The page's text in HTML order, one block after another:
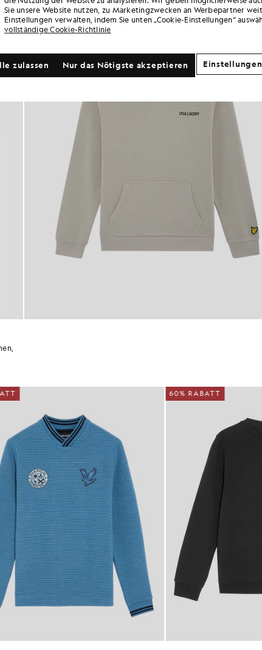
60% RABATT
Sie unsere Website nutzen, zu Marketingzwecken an Werbepartner
Einstellungen verwalten, indem Sie unten „Cookie-Einstellungen“
vollständige Cookie-Richtlinie
Nur das Nötigste akzeptieren
zulassen